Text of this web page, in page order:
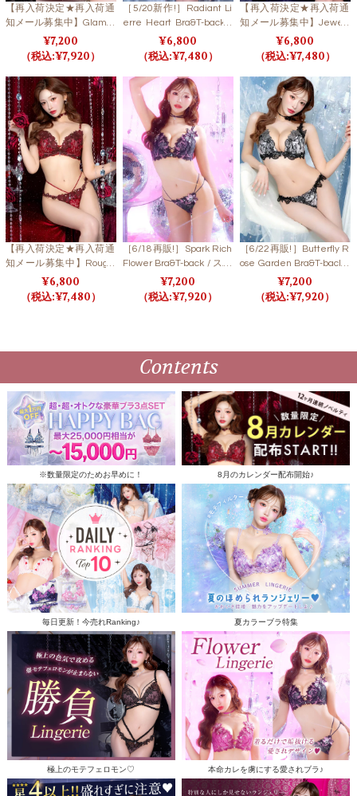
【再入荷決定★再入荷通
知メール募集中】Glamor
ous Bijou Flower Bra&T-b
ack / グラマラスビジュー
フラワーブラ＆Tバック
7,200
7,920
［5/20新作!］Radiant Li
erre Heart Bra&T-back /
ラディアントリエールハ
ートブラ＆Tバック
6,800
7,480
【再入荷決定★再入荷通
知メール募集中】Jewelr
y Bloom Lace Bra&T-bac
k / ジュエリーブルームレ
ースブラ＆Tバック
6,800
7,480
【再入荷決定★再入荷通
知メール募集中】Rouge
Blossom Bra&T-back / ル
ージュブロッサムブラ＆
Tバック
6,800
7,480
［6/18再販!］Spark Rich
Flower Bra&T-back / スパ
ークリッチフラワーブラ
＆Tバック
7,200
7,920
［6/22再販!］Butterfly R
ose Garden Bra&T-back /
バタフライローズガーデ
ンブラ＆Tバック
7,200
7,920
Contents
※数量限定のためお早めに！ 8月のカレンダー配布開始♪
毎日更新！今売れRanking♪ 夏カラーブラ特集
極上のモテフェロモン♡ 本命カレを虜にする愛されブラ♪